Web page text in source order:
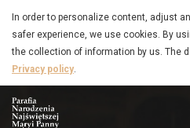
Działacz
podziemia
to
main
content
In order to personalize content, adjust
safer experience, we use cookies. By
the collection of information by us. The
Privacy policy.